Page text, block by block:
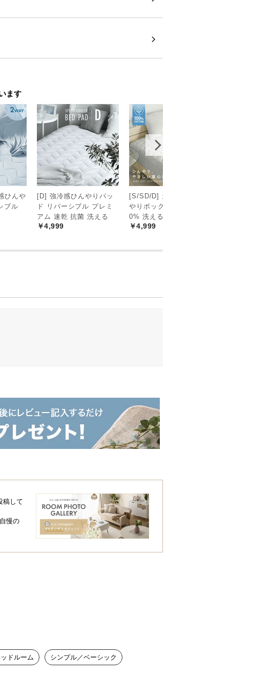
ます
ひんや
ブル
[D] 強冷感ひんやりパッ
ド リバーシブル プレミ
アム 速乾 抗菌 洗える
￥4,999
[S/SD/D] 天然素材 ひん
やりボックスシーツ 綿10
0% 洗える
￥4,999
稿して
慢の
ドルーム シンプル／ベーシック